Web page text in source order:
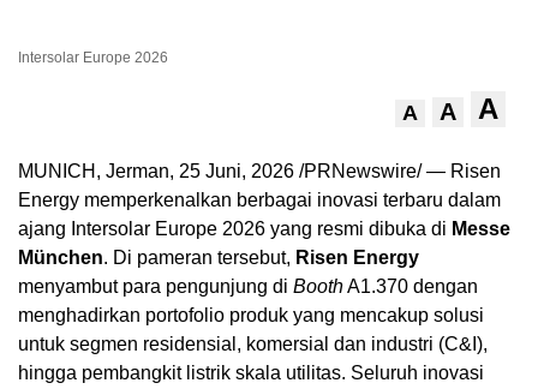
Intersolar Europe 2026
A A A
MUNICH, Jerman, 25 Juni, 2026 /PRNewswire/ — Risen
Energy memperkenalkan berbagai inovasi terbaru dalam
ajang Intersolar Europe 2026 yang resmi dibuka di Messe
München. Di pameran tersebut, Risen Energy
menyambut para pengunjung di BoothA1.370 dengan
menghadirkan portofolio produk yang mencakup solusi
untuk segmen residensial, komersial dan industri (C&I),
hingga pembangkit listrik skala utilitas. Seluruh inovasi